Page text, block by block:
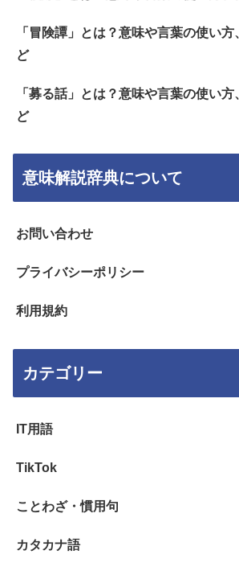
「冒険譚」とは？意味や言葉の使い
ど
「募る話」とは？意味や言葉の使い
ど
意味解説辞典について
お問い合わせ
プライバシーポリシー
利用規約
カテゴリー
IT用語
TikTok
ことわざ・慣用句
カタカナ語